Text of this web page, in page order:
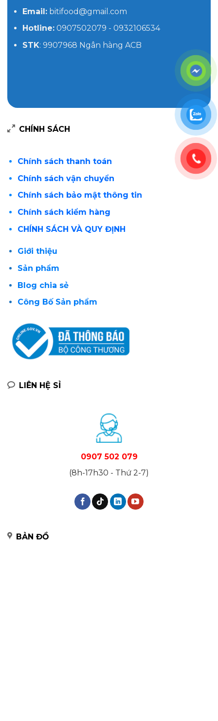
Email:bitifood@gmail.com
Hotline:0907502079 - 0932106534
STK: 9907968 Ngân hàng ACB
CHÍNH SÁCH
Chính sách thanh toán
Chính sách vận chuyển
Chính sách bảo mật thông tin
Chính sách kiểm hàng
CHÍNH SÁCH VÀ QUY ĐỊNH
Giới thiệu
Sản phẩm
Blog chia sẻ
Công Bố Sản phẩm
LIÊN HỆ SỈ
0907 502 079
(8h-17h30 - Thứ 2-7)
BẢN ĐỒ